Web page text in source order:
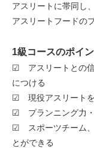
アスリートに帯同し
アスリートフードの
1級コースのポイ
☑ アスリートとの信
につける
☑ 現役アスリートを
☑ プランニング力・
☑ スポーツチーム、
とができる